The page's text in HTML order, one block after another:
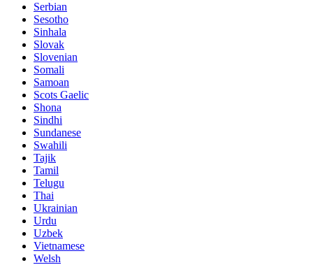
Serbian
Sesotho
Sinhala
Slovak
Slovenian
Somali
Samoan
Scots Gaelic
Shona
Sindhi
Sundanese
Swahili
Tajik
Tamil
Telugu
Thai
Ukrainian
Urdu
Uzbek
Vietnamese
Welsh